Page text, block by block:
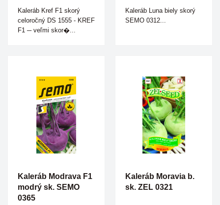
Kaleráb Kref F1 skorý
celoročný DS 1555 - KREF
F1 ─ veľmi skor�...
Kaleráb Luna biely skorý
SEMO 0312...
Kaleráb Modrava F1
modrý sk. SEMO
0365
Kaleráb Moravia b.
sk. ZEL 0321